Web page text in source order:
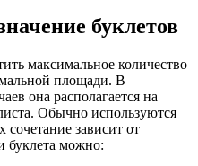
буклетов
максимальное количество
площади. В
она располагается на
Обычно используются
сочетание зависит от
буклета можно: